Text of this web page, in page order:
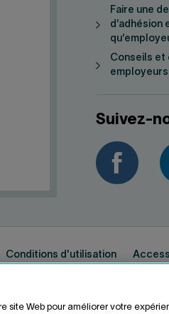
Faire une
d’adhésion
Conseils et
employeurs
Suivez-
Conditions d'utilisation
site Web pour améliorer votre